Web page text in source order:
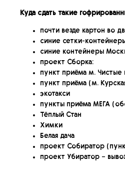
Куда сдать такие
почти везде картон во
синие сетки-
синие контейнеры
проект Сборка:
пункт приёма м. Чистые
пункт приёма (м.
экотакси
пункты приёма МЕГА
Тёплый Стан
Химки
Белая дача
проект Собиратор
проект Убиратор –